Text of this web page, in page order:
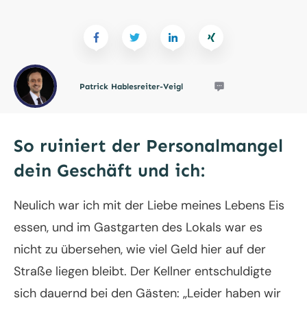
Patrick Hablesreiter-Veigl
So ruiniert der Personalmangel
dein Geschäft und ich:
Neulich war ich mit der Liebe meines Lebens Eis
essen, und im Gastgarten des Lokals war es
nicht zu übersehen, wie viel Geld hier auf der
Straße liegen bleibt. Der Kellner entschuldigte
sich dauernd bei den Gästen: „Leider haben wir